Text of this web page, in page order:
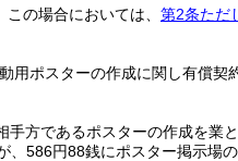
この場合においては、 第2条ただ
用ポスターの作成に関し有償契
手方であるポスターの作成を業
、586円88銭にポスター掲示場